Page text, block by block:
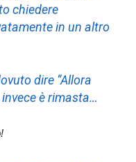
chiedere
in un altro
dire “Allora
invece è rimasta…